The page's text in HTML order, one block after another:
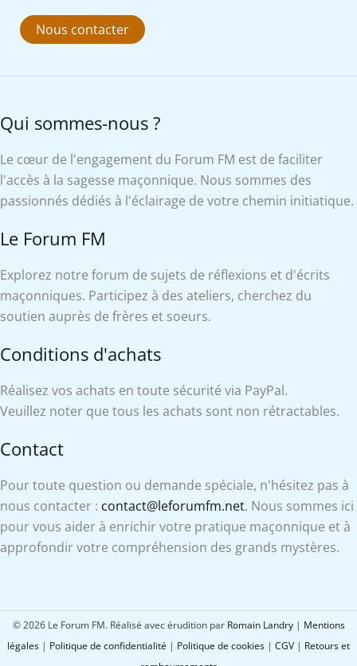
Nous contacter
Qui sommes-nous ?
Le cœur de l'engagement du Forum FM est de faciliter
l'accès à la sagesse maçonnique. Nous sommes des
passionnés dédiés à l'éclairage de votre chemin initiatique.
Le Forum FM
Explorez notre forum de sujets de réflexions et d'écrits
maçonniques. Participez à des ateliers, cherchez du
soutien auprès de frères et soeurs.
Conditions d'achats
Réalisez vos achats en toute sécurité via PayPal.
Veuillez noter que tous les achats sont non rétractables.
Contact
Pour toute question ou demande spéciale, n'hésitez pas à
nous contacter : contact@leforumfm.net. Nous sommes ici
pour vous aider à enrichir votre pratique maçonnique et à
approfondir votre compréhension des grands mystères.
© 2026 Le Forum FM. Réalisé avec érudition par Romain Landry| Mentions
légales | Politique de confidentialité | Politique de cookies | CGV | Retours et